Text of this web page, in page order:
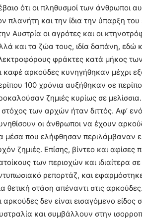
ότι οι πληθυσμοί των άνθρωποι
πλανήτη και την ίδια την ύπαρξη
Αυστρία οι αγρότες και οι
και τα ζώα τους, ιδία δαπάνη, εδώ
φράκτες κατά μήκος
καφέ αρκούδες κυνηγήθηκαν μέχρι
100 χρόνια αυξήθηκαν σε
ζημιές κυρίως σε μελίσσια.
των αρχών ήταν διττός. Αφ’
οι άνθρωποι να έχουν
μέσα που ελήφθησαν περιλάμβαναν
ζημιές. Επίσης, βίντεο και
των περιοχών και ιδιαίτερα
ρεπορτάζ, και
θετική στάση απέναντι στις αρκούδες.
αρκούδες δεν είναι εισαγόμενο
και συμβάλλουν στην